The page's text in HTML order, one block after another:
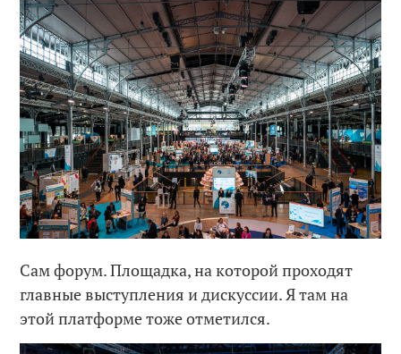
Сам форум. Площадка, на которой проходят
главные выступления и дискуссии. Я там на
этой платформе тоже отметился.